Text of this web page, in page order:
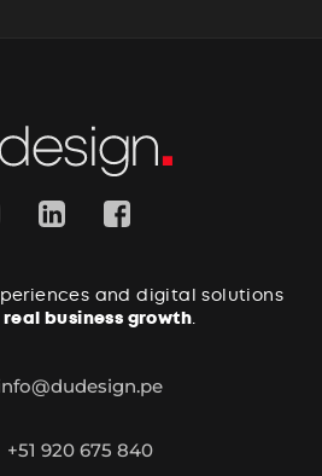
and digital solutions
business growth.
+51 920 675 840